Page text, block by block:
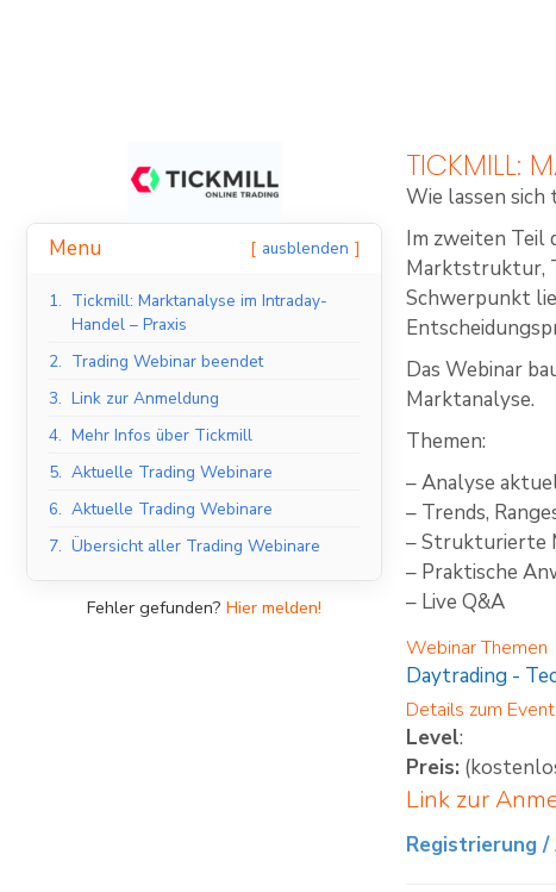
Menu ausblenden
1. Tickmill: Marktanalyse im Intraday-
Handel – Praxis
2. Trading Webinar beendet
3. Link zur Anmeldung
4. Mehr Infos über Tickmill
5. Aktuelle Trading Webinare
6. Aktuelle Trading Webinare
7. Übersicht aller Trading Webinare
Fehler gefunden? Hier melden!
TICKMILL:
Wie lassen
Im zweiten Teil
Marktstruktur,
Schwerpunkt
Das Webinar
Marktanalyse.
Themen:
– Analyse
– Trends,
– Strukturierte
– Praktische
– Live Q&A
Webinar Themen
Daytrading -
Details zum Event
Level:
Preis:
Link zur
Registrierung